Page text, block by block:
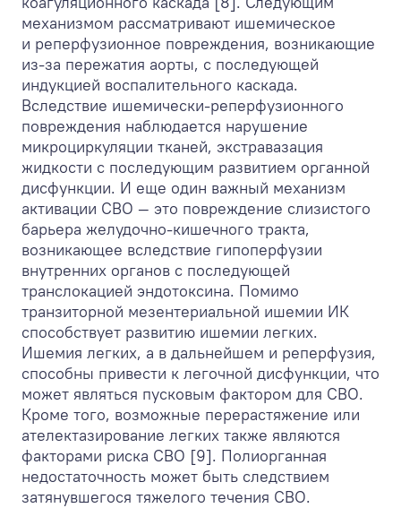
механизмом рассматривают ишемическое
и реперфузионное повреждения, возникающие
из-за пережатия аорты, с последующей
индукцией воспалительного каскада.
Вследствие ишемически-реперфузионного
повреждения наблюдается нарушение
микроциркуляции тканей, экстравазация
жидкости с последующим развитием органной
дисфункции. И еще один важный механизм
активации СВО — это повреждение слизистого
барьера желудочно-кишечного тракта,
возникающее вследствие гипоперфузии
внутренних органов с последующей
транслокацией эндотоксина. Помимо
транзиторной мезентериальной ишемии ИК
способствует развитию ишемии легких.
Ишемия легких, а в дальнейшем и реперфузия,
способны привести к легочной дисфункции, что
может являться пусковым фактором для СВО.
Кроме того, возможные перерастяжение или
ателектазирование легких также являются
факторами риска СВО [9]. Полиорганная
недостаточность может быть следствием
затянувшегося тяжелого течения СВО.